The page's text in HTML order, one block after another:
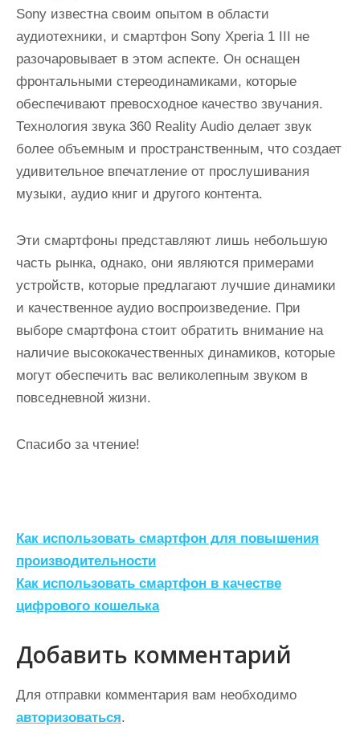
Sony известна своим опытом в области
аудиотехники, и смартфон Sony Xperia 1 III не
разочаровывает в этом аспекте. Он оснащен
фронтальными стереодинамиками, которые
обеспечивают превосходное качество звучания.
Технология звука 360 Reality Audio делает звук
более объемным и пространственным, что создает
удивительное впечатление от прослушивания
музыки, аудио книг и другого контента.
Эти смартфоны представляют лишь небольшую
часть рынка, однако, они являются примерами
устройств, которые предлагают лучшие динамики
и качественное аудио воспроизведение. При
выборе смартфона стоит обратить внимание на
наличие высококачественных динамиков, которые
могут обеспечить вас великолепным звуком в
повседневной жизни.
Спасибо за чтение!
Н
а
в
и
г
а
ц
и
Как использовать смартфон для повышения
производительности
Как использовать смартфон в качестве
цифрового кошелька
Добавить комментарий
Для отправки комментария вам необходимо
авторизоваться.